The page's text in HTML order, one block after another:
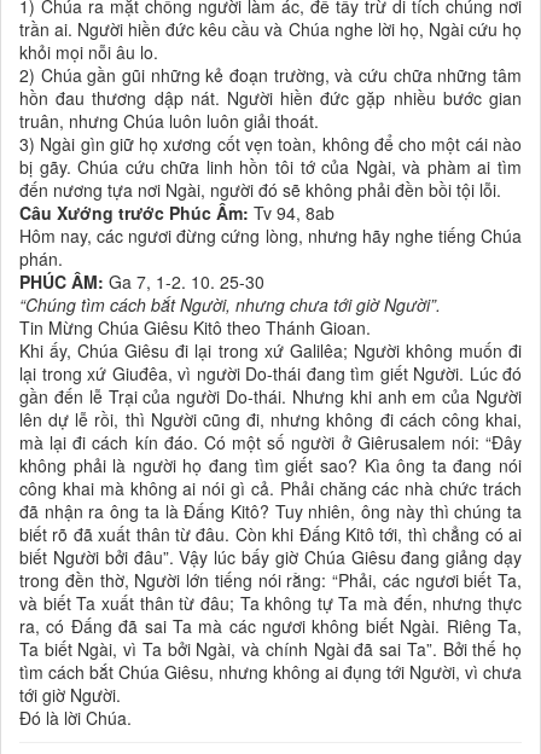
1) Chúa ra mặt chống người làm ác, để tẩy trừ di tích chúng nơi
trần ai. Người hiền đức kêu cầu và Chúa nghe lời họ, Ngài cứu họ
khỏi mọi nỗi âu lo.
2) Chúa gần gũi những kẻ đoạn trường, và cứu chữa những tâm
hồn đau thương dập nát. Người hiền đức gặp nhiều bước gian
truân, nhưng Chúa luôn luôn giải thoát.
3) Ngài gìn giữ họ xương cốt vẹn toàn, không để cho một cái nào
bị gãy. Chúa cứu chữa linh hồn tôi tớ của Ngài, và phàm ai tìm
đến nương tựa nơi Ngài, người đó sẽ không phải đền bồi tội lỗi.
Câu Xướng trước Phúc Âm: Tv 94, 8ab
Hôm nay, các ngươi đừng cứng lòng, nhưng hãy nghe tiếng Chúa
phán.
PHÚC ÂM: Ga 7, 1-2. 10. 25-30
“Chúng tìm cách bắt Người, nhưng chưa tới giờ Người”.
Tin Mừng Chúa Giêsu Kitô theo Thánh Gioan.
Khi ấy, Chúa Giêsu đi lại trong xứ Galilêa; Người không muốn đi
lại trong xứ Giuđêa, vì người Do-thái đang tìm giết Người. Lúc đó
gần đến lễ Trại của người Do-thái. Nhưng khi anh em của Người
lên dự lễ rồi, thì Người cũng đi, nhưng không đi cách công khai,
mà lại đi cách kín đáo. Có một số người ở Giêrusalem nói: “Ðây
không phải là người họ đang tìm giết sao? Kìa ông ta đang nói
công khai mà không ai nói gì cả. Phải chăng các nhà chức trách
đã nhận ra ông ta là Ðấng Kitô? Tuy nhiên, ông này thì chúng ta
biết rõ đã xuất thân từ đâu. Còn khi Ðấng Kitô tới, thì chẳng có ai
biết Người bởi đâu”. Vậy lúc bấy giờ Chúa Giêsu đang giảng dạy
trong đền thờ, Người lớn tiếng nói rằng: “Phải, các ngươi biết Ta,
và biết Ta xuất thân từ đâu; Ta không tự Ta mà đến, nhưng thực
ra, có Ðấng đã sai Ta mà các ngươi không biết Ngài. Riêng Ta,
Ta biết Ngài, vì Ta bởi Ngài, và chính Ngài đã sai Ta”. Bởi thế họ
tìm cách bắt Chúa Giêsu, nhưng không ai đụng tới Người, vì chưa
tới giờ Người.
Ðó là lời Chúa.